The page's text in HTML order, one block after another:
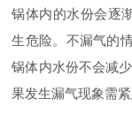
锅体内的水份会逐
生危险。不漏气的
锅体内水份不会减
果发生漏气现象需